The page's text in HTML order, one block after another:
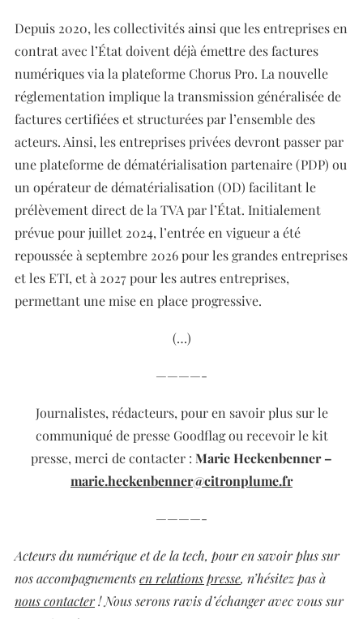
Depuis 2020, les collectivités ainsi que les entreprises en
contrat avec l’État doivent déjà émettre des factures
numériques via la plateforme Chorus Pro. La nouvelle
réglementation implique la transmission généralisée de
factures certifiées et structurées par l’ensemble des
acteurs. Ainsi, les entreprises privées devront passer par
une plateforme de dématérialisation partenaire (PDP) ou
un opérateur de dématérialisation (OD) facilitant le
prélèvement direct de la TVA par l’État. Initialement
prévue pour juillet 2024, l’entrée en vigueur a été
repoussée à septembre 2026 pour les grandes entreprises
et les ETI, et à 2027 pour les autres entreprises,
permettant une mise en place progressive.
(…)
————-
Journalistes, rédacteurs, pour en savoir plus sur le
communiqué de presse Goodflag ou recevoir le kit
presse, merci de contacter : Marie Heckenbenner –
marie.heckenbenner@citronplume.fr
————-
Acteurs du numérique et de la tech, pour en savoir plus sur
nos accompagnementsen relations presse, n’hésitez pas à
nous contacter! Nous serons ravis d’échanger avec vous sur